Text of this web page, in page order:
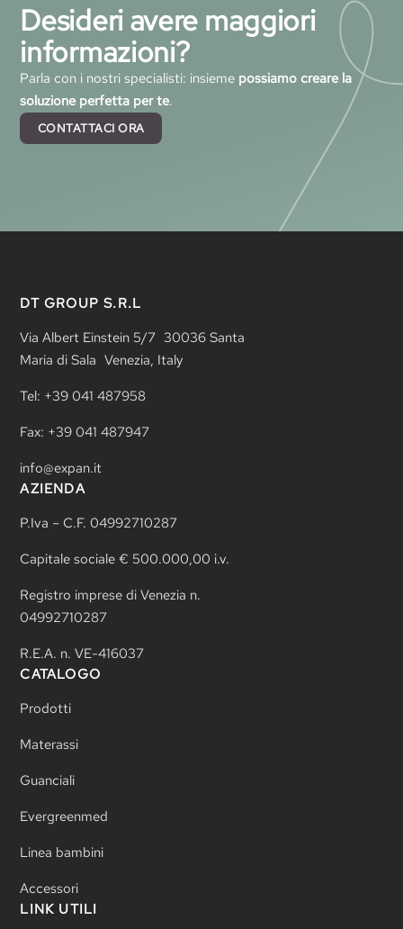
Desideri avere maggiori
informazioni?
Parla con i nostri specialisti: insieme possiamo creare la
soluzione perfetta per te.
CONTATTACI ORA
DT GROUP S.R.L
Via Albert Einstein 5/7 30036 Santa
Maria di Sala Venezia, Italy
Tel: +39 041 487958
Fax: +39 041 487947
info@expan.it
AZIENDA
P.Iva – C.F. 04992710287
Capitale sociale € 500.000,00 i.v.
Registro imprese di Venezia n.
04992710287
R.E.A. n. VE-416037
CATALOGO
Prodotti
Materassi
Guanciali
Evergreenmed
Linea bambini
Accessori
LINK UTILI